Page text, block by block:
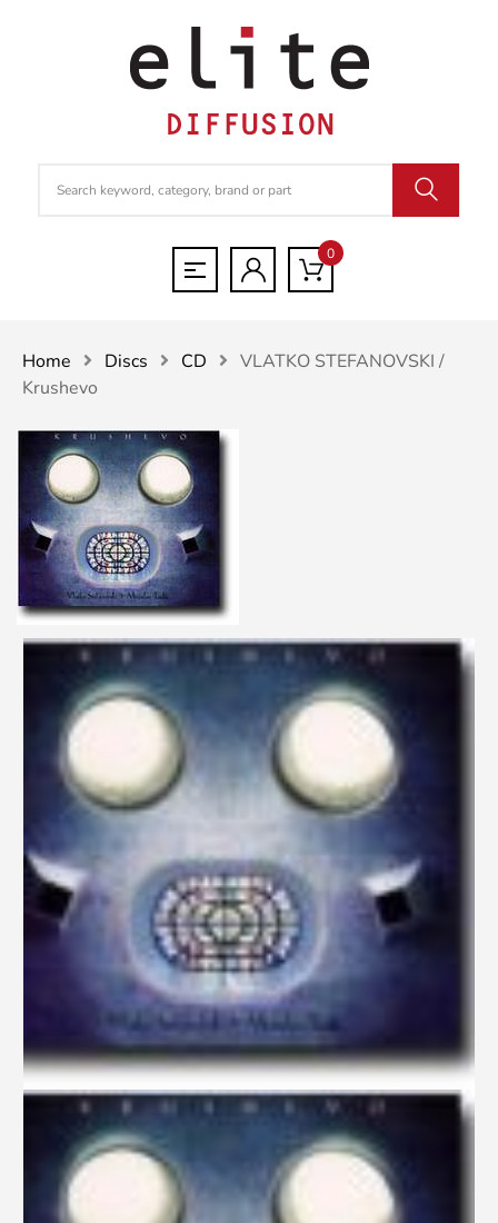
0
Home Discs CD
VLATKO STEFANOVSKI /
Krushevo